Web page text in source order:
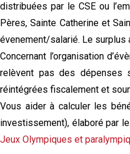
distribuées par le CSE ou
Pères, Sainte Catherine et
évenement/salarié. Le surplus
Concernant l’organisation
relèvent pas des dépenses
réintégrées fiscalement et
Vous aider à calculer les
investissement), élaboré par
Jeux Olympiques et